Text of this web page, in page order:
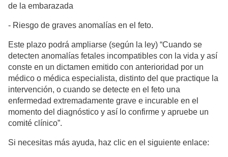
de la embarazada
- Riesgo de graves anomalías en el feto.
Este plazo podrá ampliarse (según la ley) “Cuando se
detecten anomalías fetales incompatibles con la vida y así
conste en un dictamen emitido con anterioridad por un
médico o médica especialista, distinto del que practique la
intervención, o cuando se detecte en el feto una
enfermedad extremadamente grave e incurable en el
momento del diagnóstico y así lo confirme y apruebe un
comité clínico”.
Si necesitas más ayuda, haz clic en el siguiente enlace: